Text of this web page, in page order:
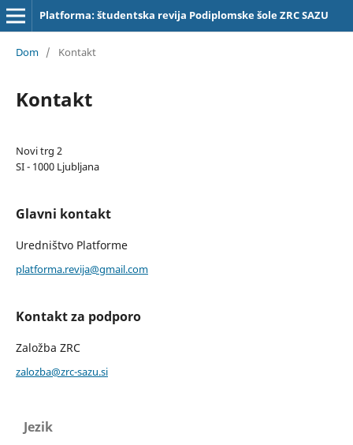
Platforma: študentska revija Podiplomske šole ZRC SAZU
Dom / Kontakt
Kontakt
Novi trg 2
SI - 1000 Ljubljana
Glavni kontakt
Uredništvo Platforme
platforma.revija@gmail.com
Kontakt za podporo
Založba ZRC
zalozba@zrc-sazu.si
Jezik